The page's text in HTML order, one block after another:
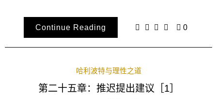
Continue Reading 0
哈利波特与理性之道
第二十五章：推迟提出建议［1］